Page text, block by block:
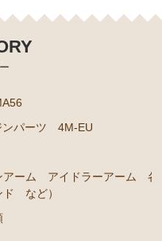
GA70H
ンパーツ 4M-EU
アーム アイドラーアーム 各
など）